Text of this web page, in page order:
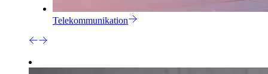
Telekommunikation